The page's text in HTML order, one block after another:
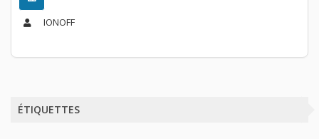
IONOFF
ÉTIQUETTES